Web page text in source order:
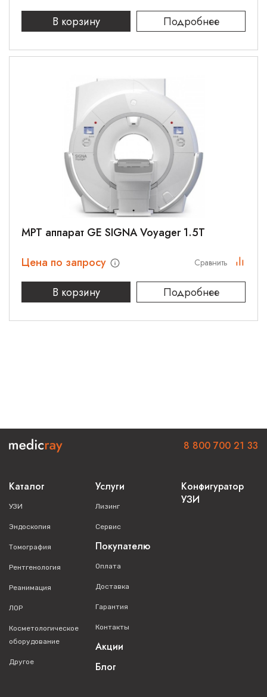
В корзину
Подробнее
МРТ аппарат GE SIGNA Voyager 1.5T
Цена по запросу
В корзину
Подробнее
Сравнить
Каталог
УЗИ
Эндоскопия
Томография
Рентгенология
Реанимация
ЛОР
Косметологическое
оборудование
Другое
Услуги
Лизинг
Сервис
Покупателю
Оплата
Доставка
Гарантия
Контакты
Акции
Блог
Конфигуратор
УЗИ
8 800 700 21 33